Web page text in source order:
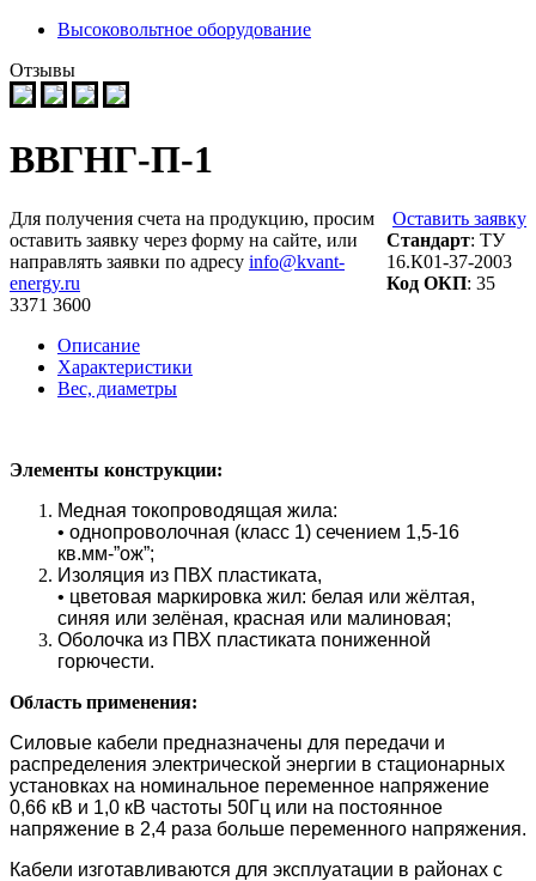
Высоковольтное оборудование
Отзывы
ВВГНГ-П-1
Для получения счета на продукцию, просим
оставить заявку через форму на сайте, или
направлять заявки по адресу info@kvant-
energy.ru
Оставить заявку
Стандарт: ТУ
16.К01-37-2003
Код ОКП: 35
3371 3600
Описание
Характеристики
Вес, диаметры
Элементы конструкции:
Медная токопроводящая жила:
• однопроволочная (класс 1) сечением 1,5-16
кв.мм-”ож”;
Изоляция из ПВХ пластиката,
• цветовая маркировка жил: белая или жёлтая,
синяя или зелёная, красная или малиновая;
Оболочка из ПВХ пластиката пониженной
горючести.
Область применения:
Силовые кабели предназначены для передачи и
распределения электрической энергии в стационарных
установках на номинальное переменное напряжение
0,66 кВ и 1,0 кВ частоты 50Гц или на постоянное
напряжение в 2,4 раза больше переменного напряжения.
Кабели изготавливаются для эксплуатации в районах с